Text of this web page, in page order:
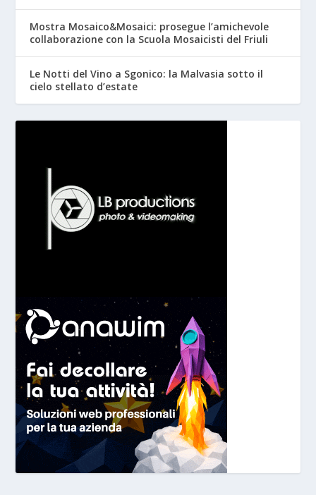
Mostra Mosaico&Mosaici: prosegue l’amichevole
collaborazione con la Scuola Mosaicisti del Friuli
Le Notti del Vino a Sgonico: la Malvasia sotto il
cielo stellato d’estate